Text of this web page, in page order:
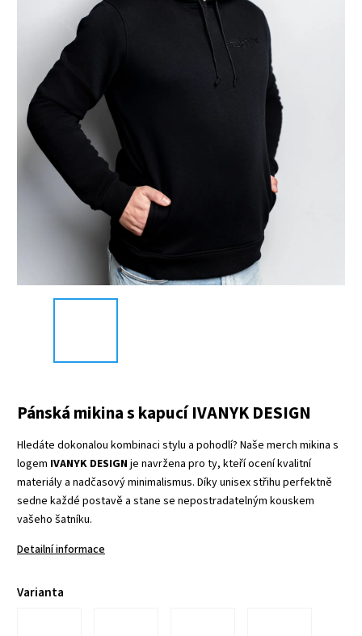
Pánská mikina s kapucí IVANYK DESIGN
Hledáte dokonalou kombinaci stylu a pohodlí? Naše merch mikina s
logem IVANYK DESIGNje navržena pro ty, kteří ocení kvalitní
materiály a nadčasový minimalismus. Díky unisex střihu perfektně
sedne každé postavě a stane se nepostradatelným kouskem
vašeho šatníku.
Detailní informace
Varianta